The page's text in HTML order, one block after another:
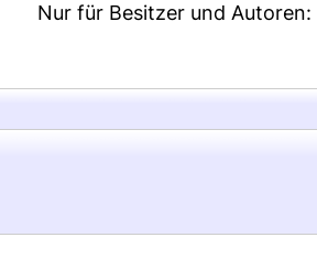
Nur für Besitzer und Autoren: